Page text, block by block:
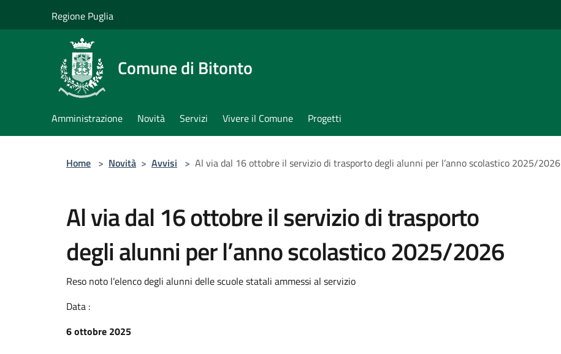
Regione Puglia
Comune di Bitonto
Amministrazione Novità Servizi Vivere il Comune Progetti
Home > Novità > Avvisi > Al via dal 16 ottobre il servizio di trasporto degli alunni per l’anno scolastico 2025/2026
Al via dal 16 ottobre il servizio di trasporto
degli alunni per l’anno scolastico 2025/2026
Reso noto l’elenco degli alunni delle scuole statali ammessi al servizio
Data :
6 ottobre 2025